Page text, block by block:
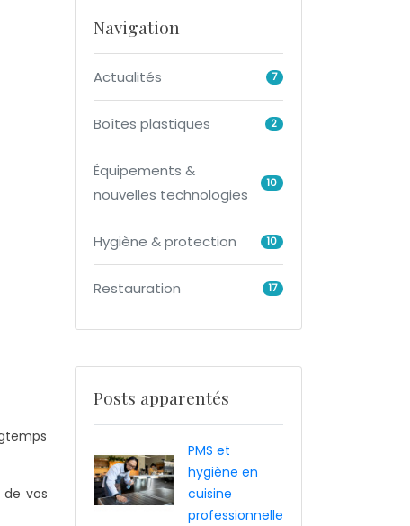
vos
Navigation
Actualités 7
Boîtes plastiques 2
Équipements &
nouvelles technologies
10
Hygiène & protection 10
Restauration 17
Posts apparentés
PMS et
hygiène en
cuisine
professionnelle